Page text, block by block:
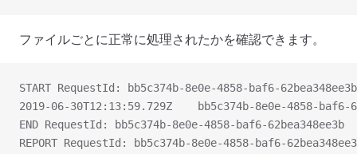
ファイルごとに正常に処理されたかを確認できます。
START RequestId: bb5c374b-8e0e-4858-baf6-
END RequestId: bb5c374b-8e0e-4858-baf6-62bea348ee3b